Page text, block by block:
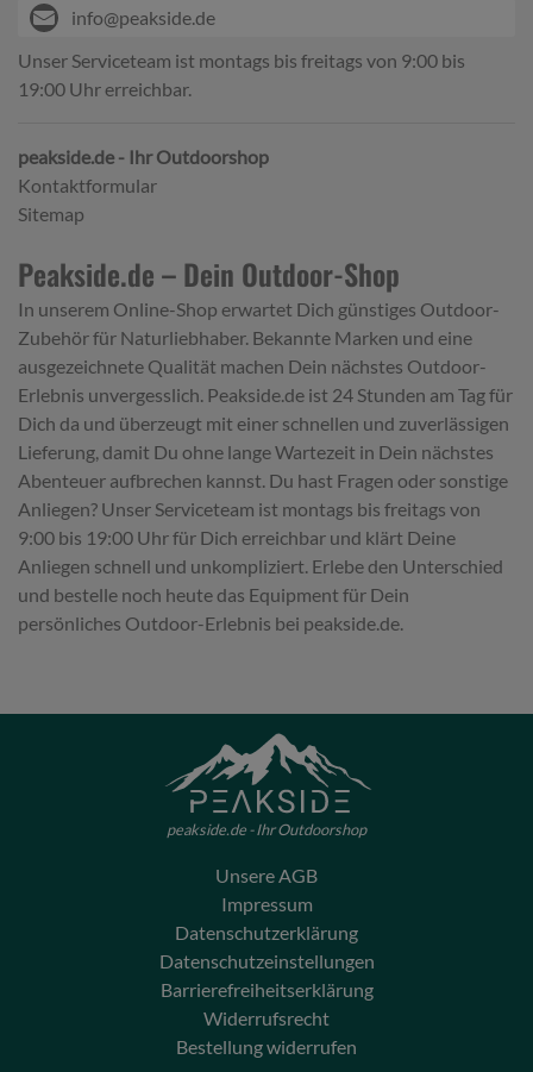
info@peakside.de
Unser Serviceteam ist montags bis freitags von 9:00 bis
19:00 Uhr erreichbar.
peakside.de - Ihr Outdoorshop
Kontaktformular
Sitemap
Peakside.de – Dein Outdoor-Shop
In unserem Online-Shop erwartet Dich günstiges Outdoor-
Zubehör für Naturliebhaber. Bekannte Marken und eine
ausgezeichnete Qualität machen Dein nächstes Outdoor-
Erlebnis unvergesslich. Peakside.de ist 24 Stunden am Tag für
Dich da und überzeugt mit einer schnellen und zuverlässigen
Lieferung, damit Du ohne lange Wartezeit in Dein nächstes
Abenteuer aufbrechen kannst. Du hast Fragen oder sonstige
Anliegen? Unser Serviceteam ist montags bis freitags von
9:00 bis 19:00 Uhr für Dich erreichbar und klärt Deine
Anliegen schnell und unkompliziert. Erlebe den Unterschied
und bestelle noch heute das Equipment für Dein
persönliches Outdoor-Erlebnis bei peakside.de.
peakside.de - Ihr Outdoorshop
Unsere AGB
Impressum
Datenschutzerklärung
Datenschutzeinstellungen
Barrierefreiheitserklärung
Widerrufsrecht
Bestellung widerrufen